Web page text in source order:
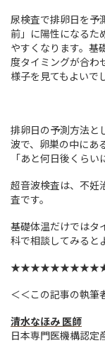
尿検査で排卵日を予
前」に陽性になるた
やすくなります。基
度タイミングが合わ
様子を見てもよいで
排卵日の予測方法と
波で、卵巣の中にあ
「あと何日後くら
超音波検査は、不妊
査です。
基礎体温だけではタ
科で相談してみると
＜＜この記事の執筆
清水なほみ 医師
日本専門医機構認定